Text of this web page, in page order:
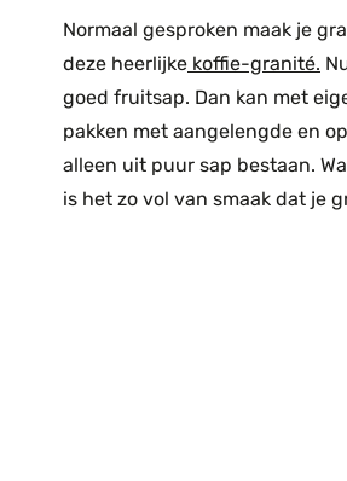
Normaal gesproken maak je
deze heerlijke koffie-granité.
goed fruitsap. Dan kan met
pakken met aangelengde en
alleen uit puur sap bestaan.
is het zo vol van smaak dat je